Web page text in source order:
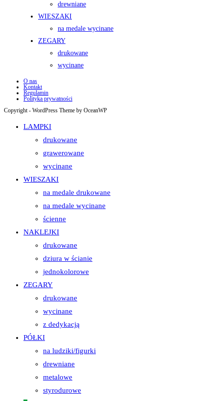
drewniane
WIESZAKI
na medale wycinane
ZEGARY
drukowane
wycinane
O nas
Kontakt
Regulamin
Polityka prywatności
Copyright - WordPress Theme by OceanWP
LAMPKI
drukowane
grawerowane
wycinane
WIESZAKI
na medale drukowane
na medale wycinane
ścienne
NAKLEJKI
drukowane
dziura w ścianie
jednokolorowe
ZEGARY
drukowane
wycinane
z dedykacją
PÓŁKI
na ludziki/figurki
drewniane
metalowe
styrodurowe